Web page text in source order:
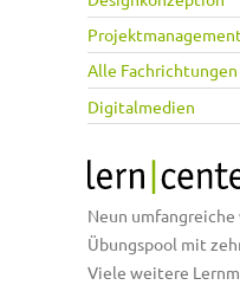
Alle Fachrichtungen
Digitalmedien
Neun umfangreiche
Übungspool mit
Viele weitere